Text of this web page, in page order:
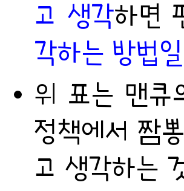
고 생각하면
각하는 방법
위 표는 맨큐
정책에서 짬
고 생각하는